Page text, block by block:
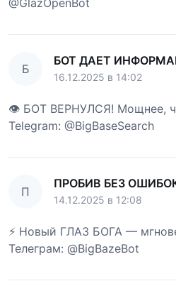
Б
БОТ ДАЕТ
16.12.2025 в 14:02
👁 БОТ ВЕРНУЛСЯ! Мощнее,
Telegram: @BigBaseSearch
П
ПРОБИВ БЕЗ
14.12.2025 в 12:08
⚡ Новый ГЛАЗ БОГА —
Телеграм: @BigBazeBot